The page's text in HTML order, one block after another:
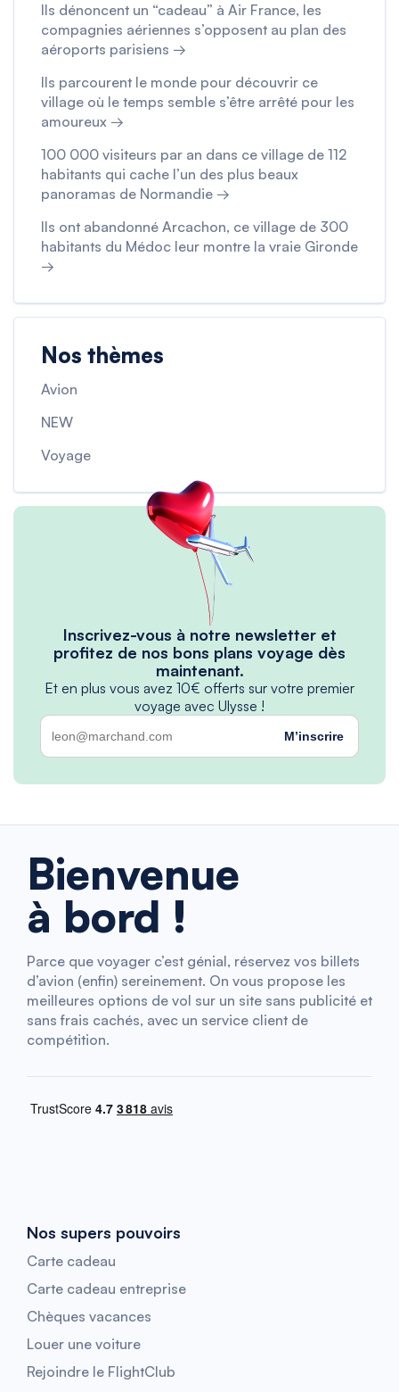
Ils dénoncent un “cadeau” à Air France, les
compagnies aériennes s’opposent au plan des
aéroports parisiens →
Ils parcourent le monde pour découvrir ce
village où le temps semble s’être arrêté pour les
amoureux →
100 000 visiteurs par an dans ce village de 112
habitants qui cache l’un des plus beaux
panoramas de Normandie →
Ils ont abandonné Arcachon, ce village de 300
habitants du Médoc leur montre la vraie Gironde
→
Nos thèmes
Avion
NEW
Voyage
Inscrivez-vous à notre newsletter et
profitez de nos bons plans voyage dès
maintenant.
Et en plus vous avez 10€ offerts sur votre premier
voyage avec Ulysse !
M’inscrire
Bienvenue
à bord !
Parce que voyager c’est génial, réservez vos billets
d’avion (enfin) sereinement. On vous propose les
meilleures options de vol sur un site sans publicité et
sans frais cachés, avec un service client de
compétition.
Nos supers pouvoirs
Carte cadeau
Carte cadeau entreprise
Chèques vacances
Louer une voiture
Rejoindre le FlightClub